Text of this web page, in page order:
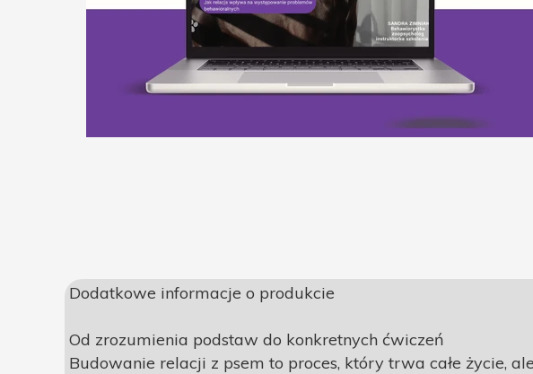
Dodatkowe informacje o produkcie
Od zrozumienia podstaw do konkretnych ćwiczeń
Budowanie relacji z psem to proces, który trwa całe życie,